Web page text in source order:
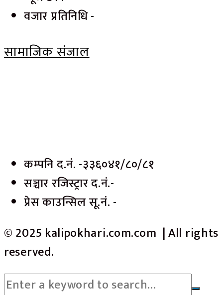
वजार प्रतिनिधि -
सामाजिक संजाल
कम्पनि द.नं. -३३६०४१/८०/८१
सञ्चार रजिस्ट्रार द.नं.-
प्रेस काउन्सिल सू.नं. -
© 2025 kalipokhari.com.com | All rights
reserved.